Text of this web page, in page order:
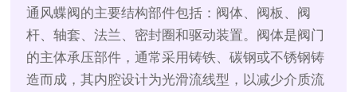
通风蝶阀的主要结构部件包括：阀体、阀板、阀
杆、轴套、法兰、密封圈和驱动装置。阀体是阀门
的主体承压部件，通常采用铸铁、碳钢或不锈钢铸
造而成，其内腔设计为光滑流线型，以减少介质流